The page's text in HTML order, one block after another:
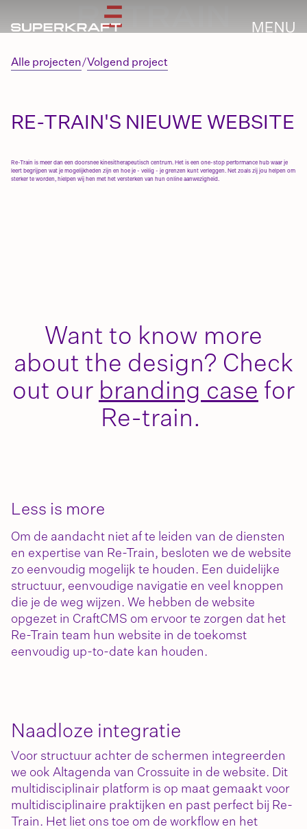
RE-TRAIN'S NIEUWE WEBSITE
Re-Train is meer dan een doorsnee kinesitherapeutisch centrum. Het is een one-stop performance hub waar je
leert begrijpen wat je mogelijkheden zijn en hoe je - veilig - je grenzen kunt verleggen. Net zoals zij jou helpen om
sterker te worden, hielpen wij hen met het versterken van hun online aanwezigheid.
Alle projecten/Volgend project
Want to know more
about the design? Check
out our branding case for
Re-train.
Less is more
Om de aandacht niet af te leiden van de diensten
en expertise van Re-Train, besloten we de website
zo eenvoudig mogelijk te houden. Een duidelijke
structuur, eenvoudige navigatie en veel knoppen
die je de weg wijzen. We hebben de website
opgezet in CraftCMS om ervoor te zorgen dat het
Re-Train team hun website in de toekomst
eenvoudig up-to-date kan houden.
Naadloze integratie
Voor structuur achter de schermen integreerden
we ook Altagenda van Crossuite in de website. Dit
multidisciplinair platform is op maat gemaakt voor
multidisciplinaire praktijken en past perfect bij Re-
Train. Het liet ons toe om de workflow en het